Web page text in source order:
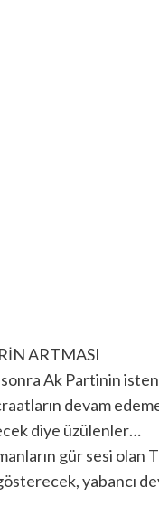
ARTMASI
Ak Partinin
devam
diye üzülenler…
gür sesi
yabancı